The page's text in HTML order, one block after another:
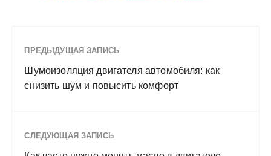
ПРЕДЫДУЩАЯ ЗАПИСЬ
Шумоизоляция двигателя автомобиля: как
снизить шум и повысить комфорт
СЛЕДУЮЩАЯ ЗАПИСЬ